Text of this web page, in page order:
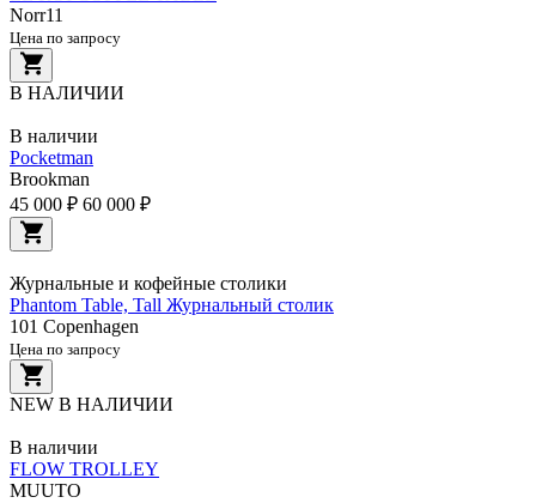
Norr11
Цена по запросу
В НАЛИЧИИ
В наличии
Pocketman
Brookman
45 000 ₽ 60 000 ₽
Журнальные и кофейные столики
Phantom Table, Tall Журнальный столик
101 Copenhagen
Цена по запросу
NEW В НАЛИЧИИ
В наличии
FLOW TROLLEY
MUUTO